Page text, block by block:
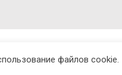
файлов cookie.